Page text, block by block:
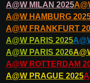
A@W MILAN 2025
A@W HAMBURG
A@W FRANKFURT
A@W PARIS 2025
A@W PARIS 2026
A@W ROTTERDAM
A@W PRAGUE 2025